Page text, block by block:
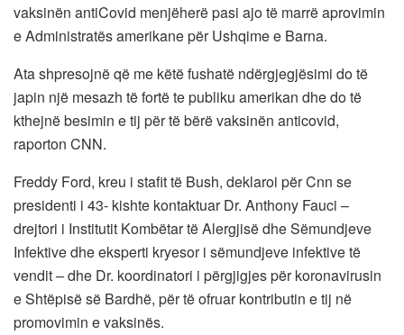
vaksinën antiCovid menjëherë pasi ajo të marrë aprovimin
e Administratës amerikane për Ushqime e Barna.
Ata shpresojnë që me këtë fushatë ndërgjegjësimi do të
japin një mesazh të fortë te publiku amerikan dhe do të
kthejnë besimin e tij për të bërë vaksinën anticovid,
raporton CNN.
Freddy Ford, kreu i stafit të Bush, deklaroi për Cnn se
presidenti i 43- kishte kontaktuar Dr. Anthony Fauci –
drejtori i Institutit Kombëtar të Alergjisë dhe Sëmundjeve
Infektive dhe eksperti kryesor i sëmundjeve infektive të
vendit – dhe Dr. koordinatori i përgjigjes për koronavirusin
e Shtëpisë së Bardhë, për të ofruar kontributin e tij në
promovimin e vaksinës.